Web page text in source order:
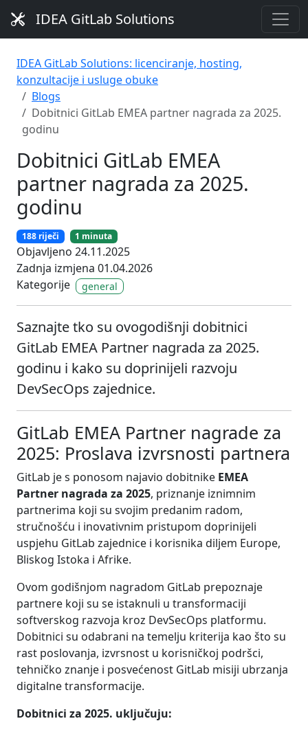
IDEA GitLab Solutions
IDEA GitLab Solutions: licenciranje, hosting,
konzultacije i usluge obuke
Blogs
Dobitnici GitLab EMEA partner nagrada za 2025.
godinu
Dobitnici GitLab EMEA
partner nagrada za 2025.
godinu
188 riječi 1 minuta
Objavljeno 24.11.2025
Zadnja izmjena 01.04.2026
Kategorije
general
Saznajte tko su ovogodišnji dobitnici
GitLab EMEA Partner nagrada za 2025.
godinu i kako su doprinijeli razvoju
DevSecOps zajednice.
GitLab EMEA Partner nagrade za
2025: Proslava izvrsnosti partnera
GitLab je s ponosom najavio dobitnike EMEA
Partner nagrada za 2025, priznanje iznimnim
partnerima koji su svojim predanim radom,
stručnošću i inovativnim pristupom doprinijeli
uspjehu GitLab zajednice i korisnika diljem Europe,
Bliskog Istoka i Afrike.
Ovom godišnjom nagradom GitLab prepoznaje
partnere koji su se istaknuli u transformaciji
softverskog razvoja kroz DevSecOps platformu.
Dobitnici su odabrani na temelju kriterija kao što su
rast poslovanja, izvrsnost u korisničkoj podršci,
tehničko znanje i posvećenost GitLab misiji ubrzanja
digitalne transformacije.
Dobitnici za 2025. uključuju: